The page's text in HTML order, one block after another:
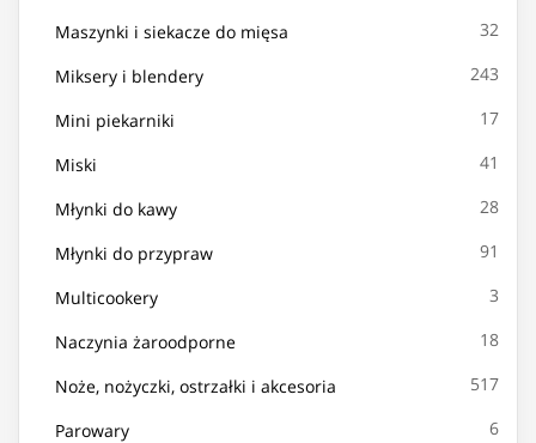
Maszynki i siekacze do mięsa 32
Miksery i blendery 243
Mini piekarniki 17
Miski 41
Młynki do kawy 28
Młynki do przypraw 91
Multicookery 3
Naczynia żaroodporne 18
Noże, nożyczki, ostrzałki i akcesoria 517
Parowary 6